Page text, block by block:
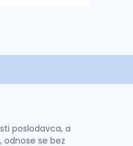
poslodavca, a
se bez